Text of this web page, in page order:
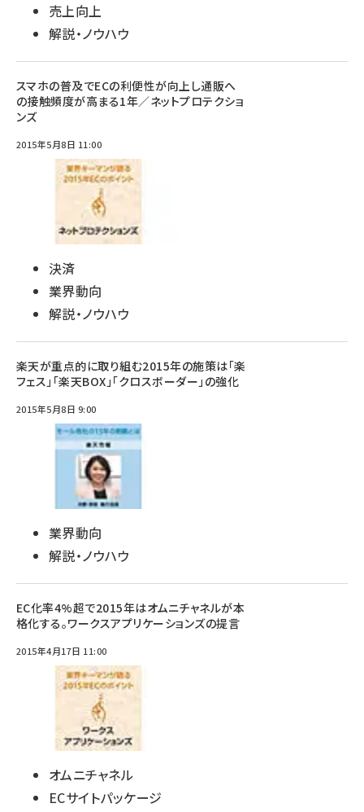
売上向上
解説・ノウハウ
スマホの普及でECの利便性が向上し通販へ
の接触頻度が高まる1年／ネットプロテクショ
ンズ
2015年5月8日 11:00
決済
業界動向
解説・ノウハウ
楽天が重点的に取り組む2015年の施策は「楽
フェス」「楽天BOX」「クロスボーダー」の強化
2015年5月8日 9:00
業界動向
解説・ノウハウ
EC化率4%超で2015年はオムニチャネルが本
格化する。ワークスアプリケーションズの提言
2015年4月17日 11:00
オムニチャネル
ECサイトパッケージ